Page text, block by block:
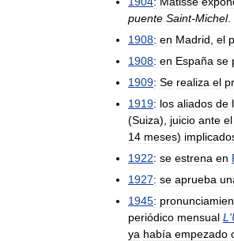
puente Saint-Michel.
1908: en Madrid el
1908: en España se
1909: Se realiza el
1919: los aliados de
(Suiza), juicio ante el
14 meses)
1922: se estrena en
1927: se aprueba
1945:
periódico mensual L '
ya había empezado